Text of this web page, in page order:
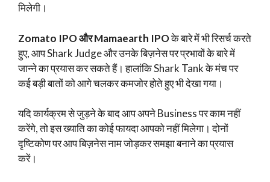
मिलेगी।
Zomato IPO और Mamaearth IPOके बारे में भी रिसर्च करते
हुए, आप Shark Judge और उनके बिज़नेस पर प्रभावों के बारे में
जान्ने का प्रयास कर सकते हैं। हालांकि Shark Tank के मंच पर
कई बड़ी बातों को आगे चलकर कमजोर होते हुए भी देखा गया।
यदि कार्यक्रम से जुड़ने के बाद आप अपने Business पर काम नहीं
करेंगे, तो इस ख्याति का कोई फायदा आपको नहीं मिलेगा। दोनों
दृष्टिकोण पर आप बिज़नेस नाम जोड़कर समझा बनाने का प्रयास
करें।